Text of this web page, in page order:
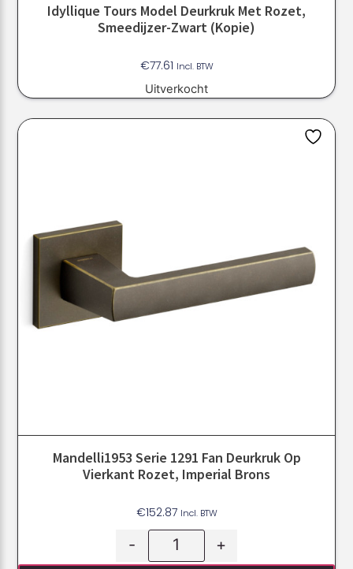
Idyllique Tours Model Deurkruk Met Rozet,
Smeedijzer-Zwart (kopie)
€77.61 Incl. BTW
Uitverkocht
Mandelli1953 Serie 1291 Fan Deurkruk Op
Vierkant Rozet, Imperial Brons
€152.87 Incl. BTW
- +